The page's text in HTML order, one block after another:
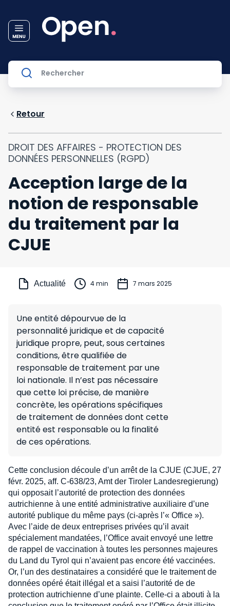
Retour
DROIT DES AFFAIRES - PROTECTION DES
DONNÉES PERSONNELLES (RGPD)
Acception large de la
notion de responsable
du traitement par la
CJUE
Actualité 4 min 7 mars 2025
Une entité dépourvue de la
personnalité juridique et de capacité
juridique propre, peut, sous certaines
conditions, être qualifiée de
responsable de traitement par une
loi nationale. Il n’est pas nécessaire
que cette loi précise, de manière
concrète, les opérations spécifiques
de traitement de données dont cette
entité est responsable ou la finalité
de ces opérations.
Cette conclusion découle d’un arrêt de la CJUE (CJUE, 27
févr. 2025, aff. C‑638/23, Amt der Tiroler Landesregierung)
qui opposait l’autorité de protection des données
autrichienne à une entité administrative auxiliaire d’une
autorité publique du même pays (ci-après l’« Office »).
Avec l’aide de deux entreprises privées qu’il avait
spécialement mandatées, l’Office avait envoyé une lettre
de rappel de vaccination à toutes les personnes majeures
du Land du Tyrol qui n’avaient pas encore été vaccinées.
Or, l’un des destinataires a considéré que le traitement de
données opéré était illégal et a saisi l’autorité de de
protection autrichienne d’une plainte. Celle-ci a abouti à la